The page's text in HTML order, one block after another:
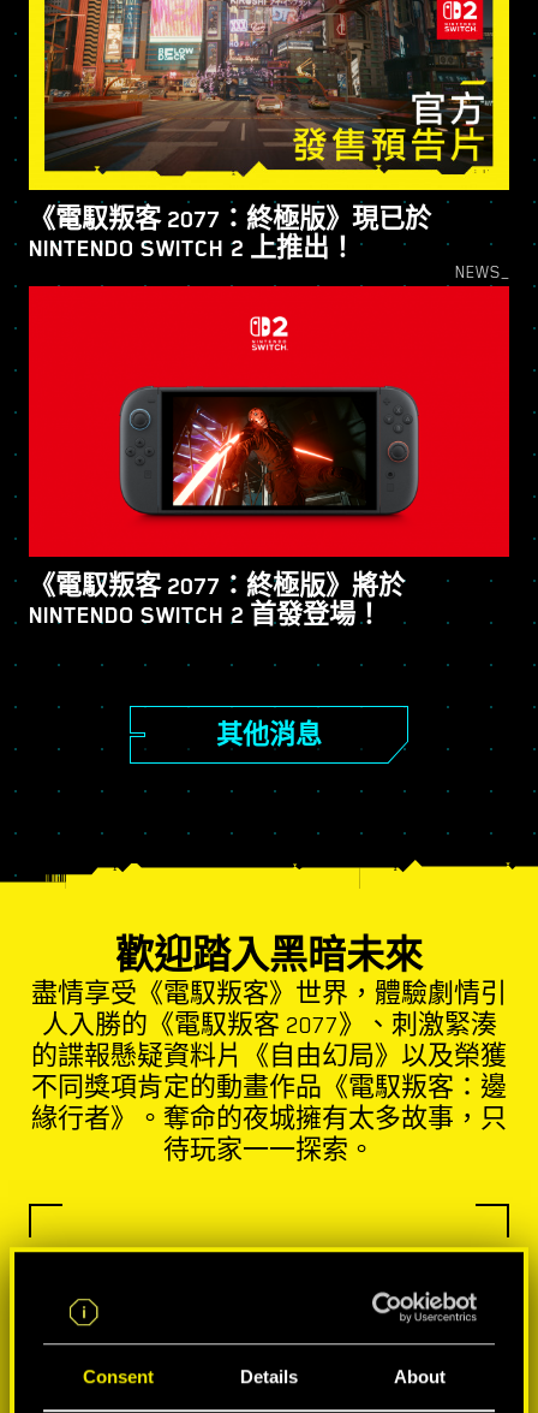
Consent Details About
《電馭叛客 2077：終極版》現已於
NINTENDO SWITCH 2 上推出！
NEWS_
《電馭叛客 2077：終極版》將於
NINTENDO SWITCH 2 首發登場！
其他消息
歡迎踏入黑暗未來
盡情享受《電馭叛客》世界，體驗劇情引
人入勝的《電馭叛客 2077》、刺激緊湊
的諜報懸疑資料片《自由幻局》以及榮獲
不同獎項肯定的動畫作品《電馭叛客：邊
緣行者》。奪命的夜城擁有太多故事，只
待玩家一一探索。